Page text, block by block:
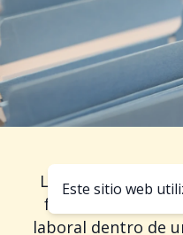
La Evaluación del
fundamental
laboral dentro de
Este sitio web